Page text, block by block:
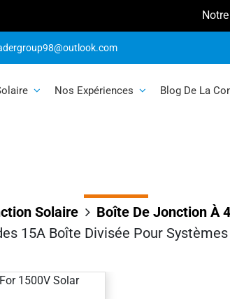
Notre Salon
Nos Expériences Blog De La
Solaire
Boîte De Jonction À
15A Boîte Divisée Pour